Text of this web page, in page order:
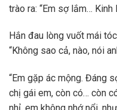
trào ra: “Em sợ lắm… Kinh
Hắn đau lòng vuốt mái
“Không sao cả, nào, nói
“Em gặp ác mộng. Đáng
chị gái em, còn có… còn